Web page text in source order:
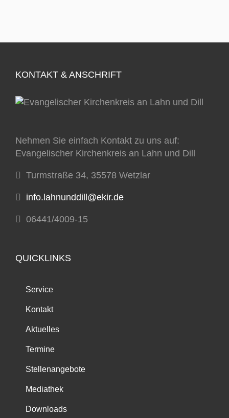
KONTAKT & ANSCHRIFT
Nehmen Sie einfach Kontakt zu uns auf:
Evangelischer Kirchenkreis an Lahn und Dill
Turmstraße 34, 35578 Wetzlar
info.lahnunddill@ekir.de
06441/4009-15
QUICKLINKS
Service
Kontakt
Aktuelles
Termine
Stellenangebote
Mediathek
Downloads